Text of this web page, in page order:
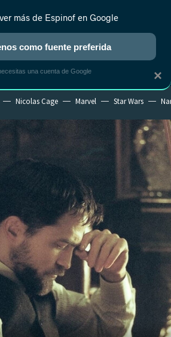
REALITY ANIME RANKINGS CINE
Nicolas Cage Marvel Star Wars
×
más de Espinof en Google
como fuente preferida
una cuenta de Google